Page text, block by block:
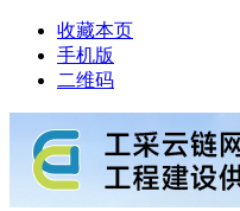
收藏本页
手机版
二维码